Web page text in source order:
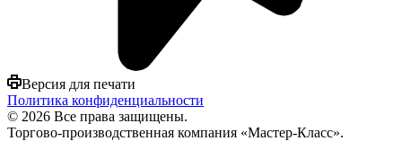
Версия для печати
Политика конфиденциальности
© 2026 Все права защищены.
Торгово-производственная компания «Мастер-Класс».